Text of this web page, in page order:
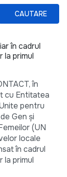
CAUTARE
în cadrul
la primul
în
cu Entitatea
pentru
Gen și
(UN
locale
în cadrul
la primul